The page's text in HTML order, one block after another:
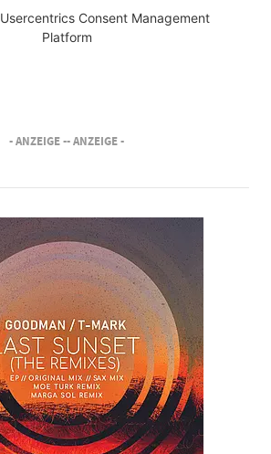
Usercentrics Consent Management
Platform
- ANZEIGE -- ANZEIGE -